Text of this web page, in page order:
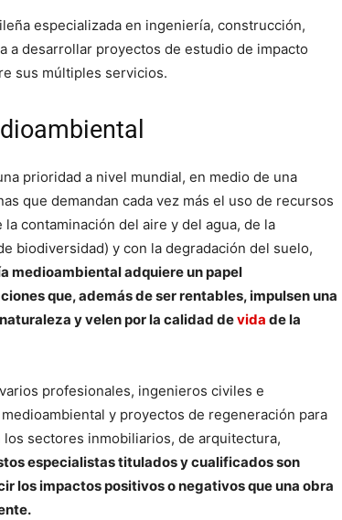
especializada en ingeniería, construcción,
a desarrollar proyectos de estudio de impacto
sus múltiples servicios.
prioridad a nivel mundial, en medio de una
que demandan cada vez más el uso de recursos
contaminación del aire y del agua, de la
biodiversidad) y con la degradación del suelo,
medioambiental adquiere un papel
que, además de ser rentables, impulsen una
y velen por la calidad devida de la
profesionales, ingenieros civiles e
y proyectos de regeneración para
sectores inmobiliarios, de arquitectura,
especialistas titulados y cualificados son
los impactos positivos o negativos que una obra